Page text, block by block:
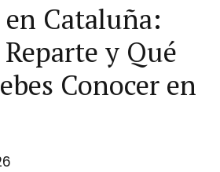
Cataluña:
y Qué
Conocer en